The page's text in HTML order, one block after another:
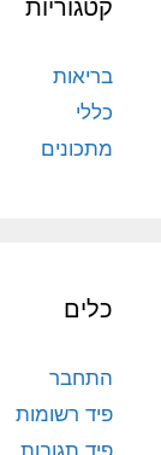
קטגוריות
בריאות
כללי
מתכונים
כלים
התחבר
פיד רשומות
פיד תגובות